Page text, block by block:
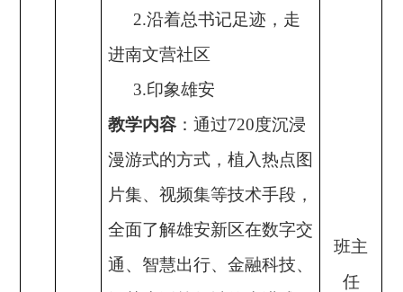
2.沿着总书记足迹，走
进南文营社区
3.印象雄安
教学内容 ：通过720度沉浸
漫游式的方式，植入热点图
片集、视频集等技术手段，
全面了解雄安新区在数字交
通、智慧出行、金融科技、
班主
任